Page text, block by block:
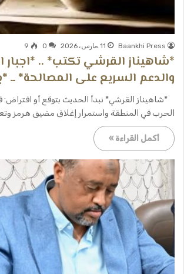
Baankhi Press 11 مارس، 2026 0
9
*شاهيناز القرشي تكتب* ..
والدعم السريع على المصالحة*
*شاهيناز القرشي* نبدأ الحديث بتوقع أو افتراض:
الحرب في المنطقة واستمرار إغلاق مضيق هرمز
أكمل القراءة »